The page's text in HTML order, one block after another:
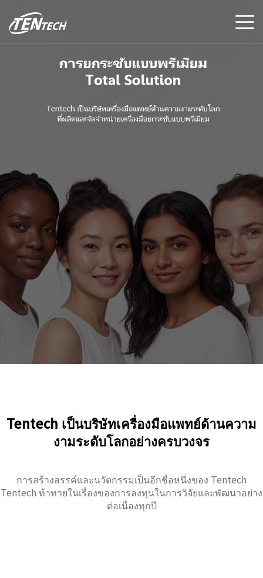
Tentech เป็นบริษัทเครื่องมือแพทย์ด้านความ
งามระดับโลกอย่างครบวงจร
การสร้างสรรค์และนวัตกรรมเป็นอีกชื่อหนึ่งของ Tentech
Tentech ท้าทายในเรื่องของการลงทุนในการวิจัยและพัฒนาอย่าง
ต่อเนื่องทุกปี